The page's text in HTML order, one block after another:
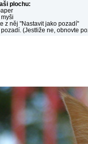
plochu:
z něj "Nastavit jako pozadí"
(Jestliže ne, obnovte